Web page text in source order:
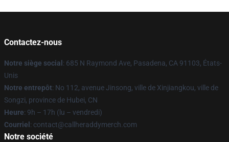
Contactez-nous
Notre siège social : 685 N Raymond Ave, Pasadena, CA 91103, États-
Unis
Notre entrepôt: No 112, avenue Jinsong, ville de Xinjiangkou, ville de
Songzi, province de Hubei, CN
Heure: 9h – 17h (lu – vendredi)
Courriel : contact@callheraddymerch.com
Notre société